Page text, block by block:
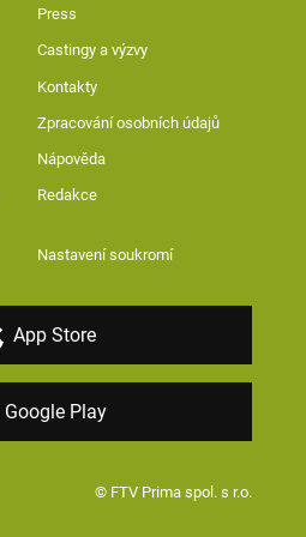
Press
Castingy a výzvy
Kontakty
Zpracování osobních údajů
Nápověda
Redakce
Nastavení soukromí
App Store
Google Play
© FTV Prima spol. s r.o.